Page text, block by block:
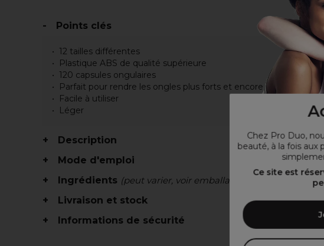
Chez Pro Duo,
beauté, à la fois aux
Ce site est
Points clés
12 tailles différentes
Plastique ABS de qualité supérieure
120 capsules ongulaires
Parfait pour rendre les ongles plus forts et encore plus longs
Facile à utiliser
Léger
Description
Mode d'emploi
Ingrédients (peut varier, voir emballage)
Livraison et stock
Informations de sécurité